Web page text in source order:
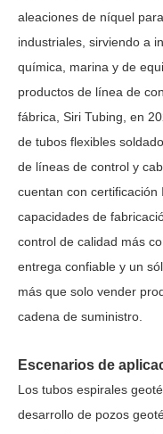
aleaciones de níquel
industriales, sirviendo a
química, marina y de
productos de línea de
fábrica, Siri Tubing, en
de tubos flexibles
de líneas de control y
cuentan con certificación
capacidades de
control de calidad más
entrega confiable y un
más que solo vender
cadena de suministro.
Escenarios de
Los tubos espirales
desarrollo de pozos